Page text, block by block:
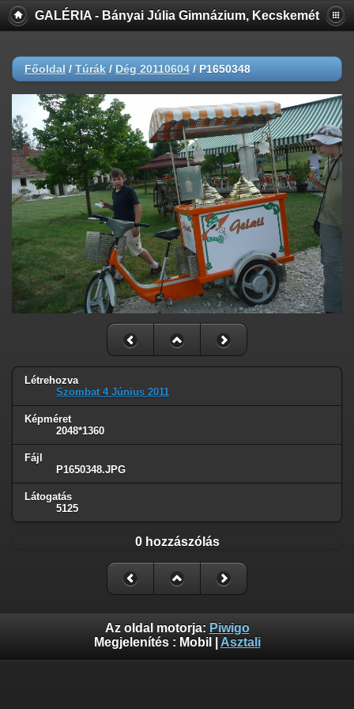
GALÉRIA - Bányai Júlia Gimnázium, Kecskemét
Főoldal / Túrák / Dég 20110604 / P1650348
Létrehozva
Szombat 4 Június 2011
Képméret
2048*1360
Fájl
P1650348.JPG
Látogatás
5125
0 hozzászólás
Az oldal motorja: Piwigo
Megjelenítés : Mobil Asztali